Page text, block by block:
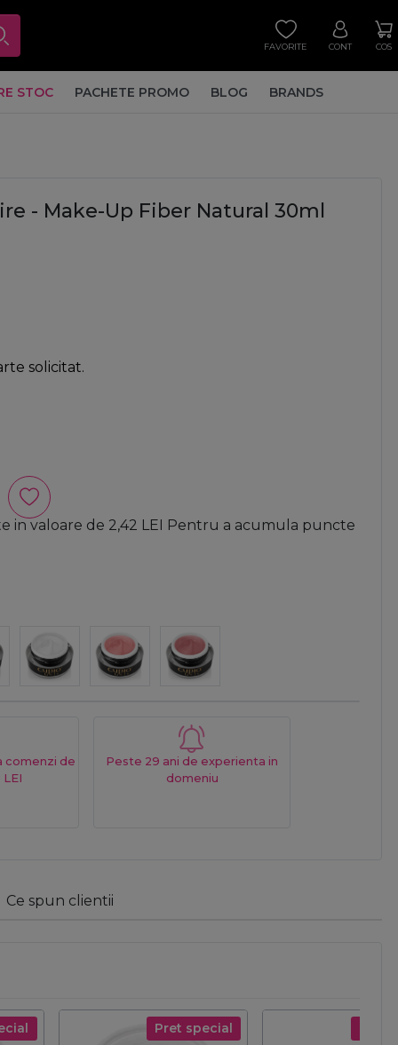
FAVORITE CONT COS
STOC PACHETE PROMO BLOG BRANDS
- Make-Up Fiber Natural 30ml
solicitat.
in valoare de 2,42 LEI Pentru a acumula puncte
comenzi de
Peste 29 ani de experienta in
domeniu
Ce spun clientii
Pret special